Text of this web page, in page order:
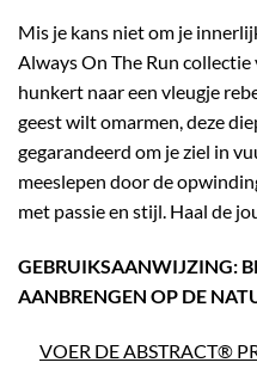
Mis je kans niet om je
Always On The Run collectie
hunkert naar een vleugje
geest wilt omarmen, deze
gegarandeerd om je ziel in
meeslepen door de
met passie en stijl. Haal de
GEBRUIKSAANWIJZING:
AANBRENGEN OP DE
VOER DE ABSTRACT®